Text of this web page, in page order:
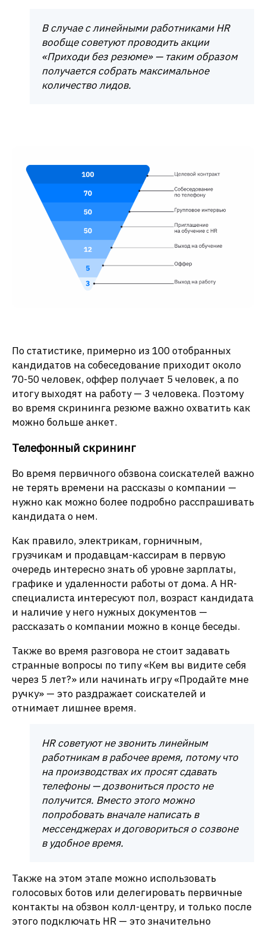
В случае с линейными работниками HR
вообще советуютпроводить акции
«Приходи без резюме» — таким образом
получается собрать максимальное
количестволидов.
По статистике, примерно из 100 отобранных
кандидатов на собеседование приходит около
70-50 человек, оффер получает 5 человек, а по
итогу выходят на работу — 3 человека. Поэтому
во время скрининга резюме важно охватить как
можно больше анкет.
Телефонный скрининг
Во время первичного обзвона соискателей важно
не терять времени на рассказы о компании —
нужно как можно более подробно расспрашивать
кандидата о нем.
Как правило, электрикам, горничным,
грузчикам и продавцам-кассирам в первую
очередь интересно знать об уровне зарплаты,
графике и удаленности работы от дома. А HR-
специалиста интересуют пол, возраст кандидата
и наличие у него нужных документов —
рассказать о компании можно в конце беседы.
Также во время разговора не стоит задавать
странные вопросы по типу «Кем вы видите себя
через 5 лет?» или начинать игру «Продайте мне
ручку» — это раздражает соискателей и
отнимает лишнее время.
HR советуют не звонить линейным
работникам в рабочее время, потому что
на производствах их просят сдавать
телефоны — дозвониться просто не
получится. Вместо этого можно
попробовать вначале написать в
мессенджерах и договориться о созвоне
в удобное время.
Также на этом этапе можно использовать
голосовых ботов или делегировать первичные
контакты на обзвон колл-центру, и только после
этого подключать HR — это значительно